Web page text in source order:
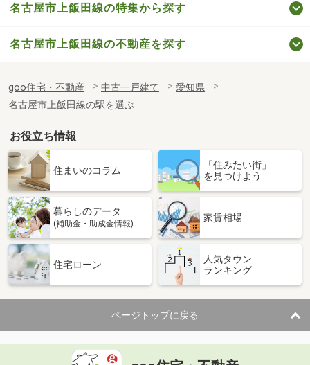
名古屋市上飯田線の特集から探す
名古屋市上飯田線の不動産を探す
goo住宅・不動産 中古一戸建て
愛知県
名古屋市上飯田線の駅を選ぶ
お役立ち情報
住まいのコラム
「住みたい街」
を見つけよう
暮らしのデータ
(補助金・助成金情報)
家賃相場
住宅ローン
人気タウン
ランキング
ページトップに戻る